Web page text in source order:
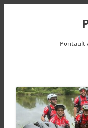
Pontault